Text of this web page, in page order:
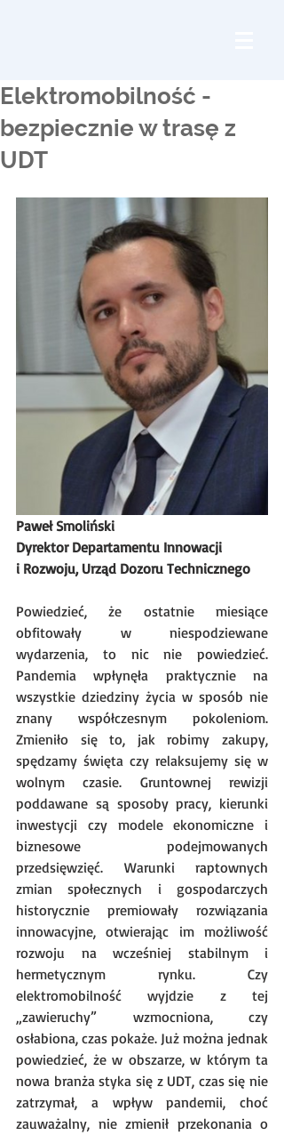
Elektromobilność -
bezpiecznie w trasę z
UDT
Paweł Smoliński
Dyrektor Departamentu Innowacji
i Rozwoju, Urząd Dozoru Technicznego
Powiedzieć, że ostatnie miesiące
obfitowały w niespodziewane
wydarzenia, to nic nie powiedzieć.
Pandemia wpłynęła praktycznie na
wszystkie dziedziny życia w sposób nie
znany współczesnym pokoleniom.
Zmieniło się to, jak robimy zakupy,
spędzamy święta czy relaksujemy się w
wolnym czasie. Gruntownej rewizji
poddawane są sposoby pracy, kierunki
inwestycji czy modele ekonomiczne i
biznesowe podejmowanych
przedsięwzięć. Warunki raptownych
zmian społecznych i gospodarczych
historycznie premiowały rozwiązania
innowacyjne, otwierając im możliwość
rozwoju na wcześniej stabilnym i
hermetycznym rynku. Czy
elektromobilność wyjdzie z tej
„zawieruchy” wzmocniona, czy
osłabiona, czas pokaże. Już można jednak
powiedzieć, że w obszarze, w którym ta
nowa branża styka się z UDT, czas się nie
zatrzymał, a wpływ pandemii, choć
zauważalny, nie zmienił przekonania o